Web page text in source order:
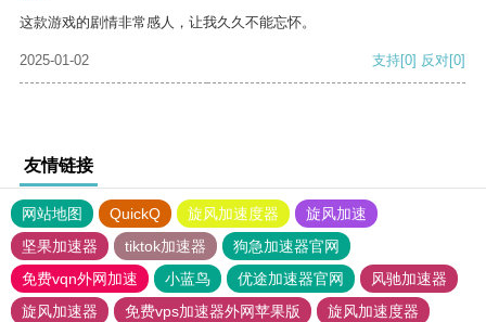
这款游戏的剧情非常感人，让我久久不能忘怀。
2025-01-02 支持[0] 反对[0]
友情链接
网站地图 QuickQ 旋风加速度器
旋风加速
坚果加速器
tiktok加速器
狗急加速器官网
免费vqn外网加速
小蓝鸟 优途加速器官网
风驰加速器
旋风加速器
免费vps加速器外网苹果版
旋风加速度器